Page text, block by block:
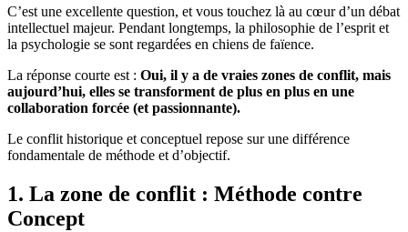
C’est une excellente question, et vous touchez là au cœur d’un débat
intellectuel majeur. Pendant longtemps, la philosophie de l’esprit et
la psychologie se sont regardées en chiens de faïence.
La réponse courte est : Oui, il y a de vraies zones de conflit, mais
aujourd’hui, elles se transforment de plus en plus en une
collaboration forcée (et passionnante).
Le conflit historique et conceptuel repose sur une différence
fondamentale de méthode et d’objectif.
1. La zone de conflit : Méthode contre
Concept